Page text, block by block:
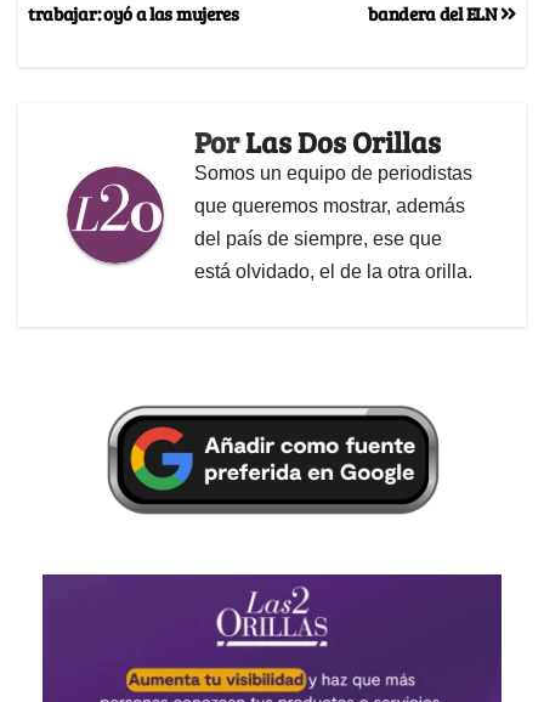
bandera del ELN
trabajar: oyó a las mujeres
PorLas Dos Orillas
Somos un equipo de periodistas
que queremos mostrar, además
del país de siempre, ese que
está olvidado, el de la otra orilla.